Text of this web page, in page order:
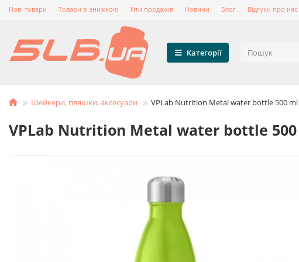
Нові товари Товари зі знижкою Хіти продажів Новини Блог Відгуки про нас
Категорії
Шейкери, пляшки, аксесуари VPLab Nutrition Metal water bottle 500
VPLab Nutrition Metal water bottle